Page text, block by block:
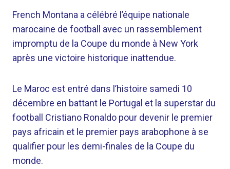
French Montana a célébré l’équipe nationale
marocaine de football avec un rassemblement
impromptu de la Coupe du monde à New York
après une victoire historique inattendue.
Le Maroc est entré dans l’histoire samedi 10
décembre en battant le Portugal et la superstar du
football Cristiano Ronaldo pour devenir le premier
pays africain et le premier pays arabophone à se
qualifier pour les demi-finales de la Coupe du
monde.